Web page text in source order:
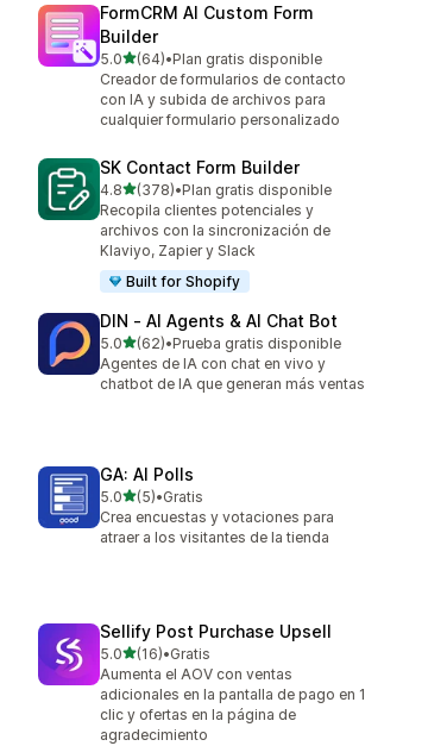
FormCRM AI Custom Form
Builder
5.0de 5 estrellas
(64)
64 reseñas en total
•Plan gratis disponible
Creador de formularios de contacto
con IA y subida de archivos para
cualquier formulario personalizado
SK Contact Form Builder
4.8de 5 estrellas
(378)
378 reseñas en total
•Plan gratis disponible
Recopila clientes potenciales y
archivos con la sincronización de
Klaviyo, Zapier y Slack
Built for Shopify
DIN ‑ AI Agents & AI Chat Bot
5.0de 5 estrellas
(62)
62 reseñas en total
•Prueba gratis disponible
Agentes de IA con chat en vivo y
chatbot de IA que generan más ventas
GA: AI Polls
5.0de 5 estrellas
(5)
5 reseñas en total
•Gratis
Crea encuestas y votaciones para
atraer a los visitantes de la tienda
Sellify Post Purchase Upsell
5.0de 5 estrellas
(16)
16 reseñas en total
•Gratis
Aumenta el AOV con ventas
adicionales en la pantalla de pago en 1
clic y ofertas en la página de
agradecimiento